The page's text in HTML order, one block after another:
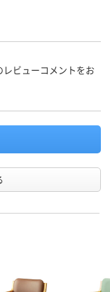
ビューコメントをお